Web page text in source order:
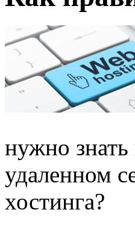
нужно знать
удаленном
хостинга?